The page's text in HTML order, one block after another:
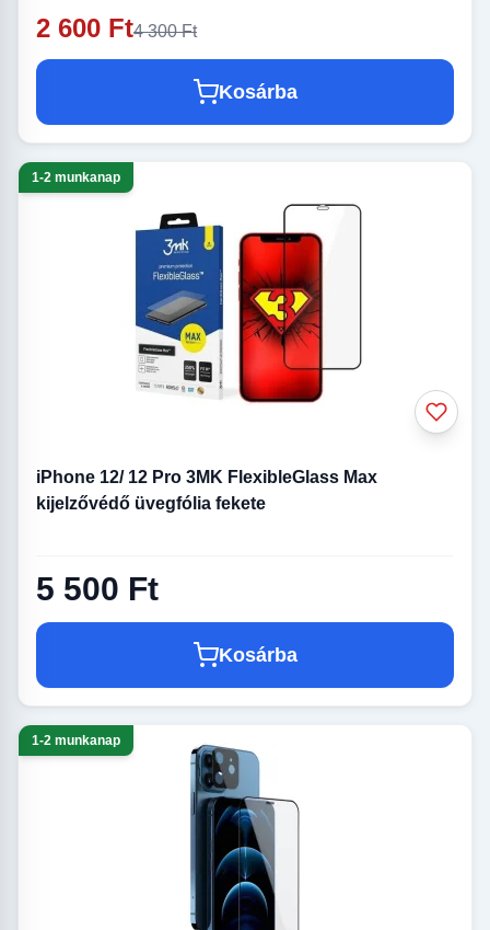
2 600 Ft4 300 Ft
Kosárba
1-2 munkanap
iPhone 12/ 12 Pro 3MK FlexibleGlass Max
kijelzővédő üvegfólia fekete
5 500 Ft
Kosárba
1-2 munkanap